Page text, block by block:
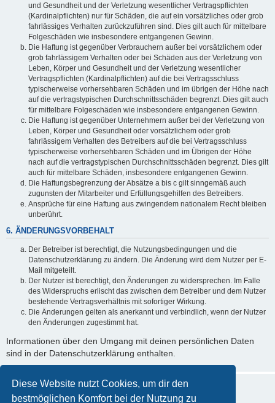
Diese Website nutzt Cookies, um dir den
bestmöglichen Komfort bei der Nutzung zu
und Gesundheit und der Verletzung wesentlicher Vertragspflichten
(Kardinalpflichten) nur für Schäden, die auf ein vorsätzliches oder grob
fahrlässiges Verhalten zurückzuführen sind. Dies gilt auch für mittelbare
Folgeschäden wie insbesondere entgangenen Gewinn.
Die Haftung ist gegenüber Verbrauchern außer bei vorsätzlichem oder
grob fahrlässigem Verhalten oder bei Schäden aus der Verletzung von
Leben, Körper und Gesundheit und der Verletzung wesentlicher
Vertragspflichten (Kardinalpflichten) auf die bei Vertragsschluss
typischerweise vorhersehbaren Schäden und im übrigen der Höhe nach
auf die vertragstypischen Durchschnittsschäden begrenzt. Dies gilt auch
für mittelbare Folgeschäden wie insbesondere entgangenen Gewinn.
Die Haftung ist gegenüber Unternehmern außer bei der Verletzung von
Leben, Körper und Gesundheit oder vorsätzlichem oder grob
fahrlässigem Verhalten des Betreibers auf die bei Vertragsschluss
typischerweise vorhersehbaren Schäden und im Übrigen der Höhe
nach auf die vertragstypischen Durchschnittsschäden begrenzt. Dies gilt
auch für mittelbare Schäden, insbesondere entgangenen Gewinn.
Die Haftungsbegrenzung der Absätze a bis c gilt sinngemäß auch
zugunsten der Mitarbeiter und Erfüllungsgehilfen des Betreibers.
Ansprüche für eine Haftung aus zwingendem nationalem Recht bleiben
unberührt.
6. ÄNDERUNGSVORBEHALT
Der Betreiber ist berechtigt, die Nutzungsbedingungen und die
Datenschutzerklärung zu ändern. Die Änderung wird dem Nutzer per E-
Mail mitgeteilt.
Der Nutzer ist berechtigt, den Änderungen zu widersprechen. Im Falle
des Widerspruchs erlischt das zwischen dem Betreiber und dem Nutzer
bestehende Vertragsverhältnis mit sofortiger Wirkung.
Die Änderungen gelten als anerkannt und verbindlich, wenn der Nutzer
den Änderungen zugestimmt hat.
Informationen über den Umgang mit deinen persönlichen Daten
sind in der Datenschutzerklärung enthalten.